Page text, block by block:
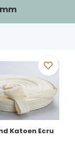
Katoen Ecru